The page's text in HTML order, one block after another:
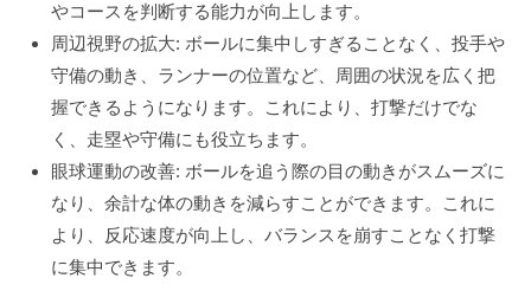
やコースを判断する能力が向上します。
周辺視野の拡大: ボールに集中しすぎることなく、投手や
守備の動き、ランナーの位置など、周囲の状況を広く把
握できるようになります。これにより、打撃だけでな
く、走塁や守備にも役立ちます。
眼球運動の改善: ボールを追う際の目の動きがスムーズに
なり、余計な体の動きを減らすことができます。これに
より、反応速度が向上し、バランスを崩すことなく打撃
に集中できます。